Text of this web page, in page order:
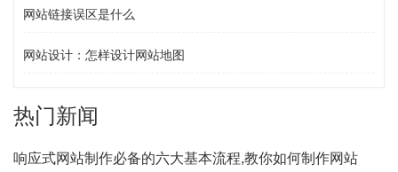
网站链接误区是什么
网站设计：怎样设计网站地图
热门新闻
响应式网站制作必备的六大基本流程,教你如何制作网站